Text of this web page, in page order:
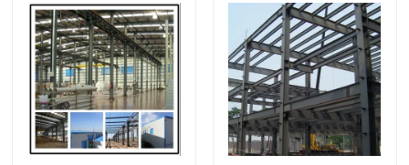
المنتجات
حولنا
جولة في المصنع